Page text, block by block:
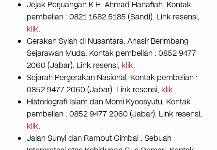
Jejak Perjuangan K.H. Ahmad Hanafiah. Kontak
pembelian : 0821 1682 5185 (Sandi). Link resensi,
klik.
Gerakan Syiah di Nusantara: Anasir Berimbang
Sejarawan Muda. Kontak pembelian : 0852 9477
2060 (Jabar). Link resensi, klik.
Sejarah Pergerakan Nasional. Kontak pembelian :
0852 9477 2060 (Jabar). Link resensi, klik.
Historiografi Islam dan Momi Kyoosyutu. Kontak
pembelian : 0852 9477 2060 (Jabar). Link resensi,
klik.
Jalan Sunyi dan Rambut Gimbal : Sebuah